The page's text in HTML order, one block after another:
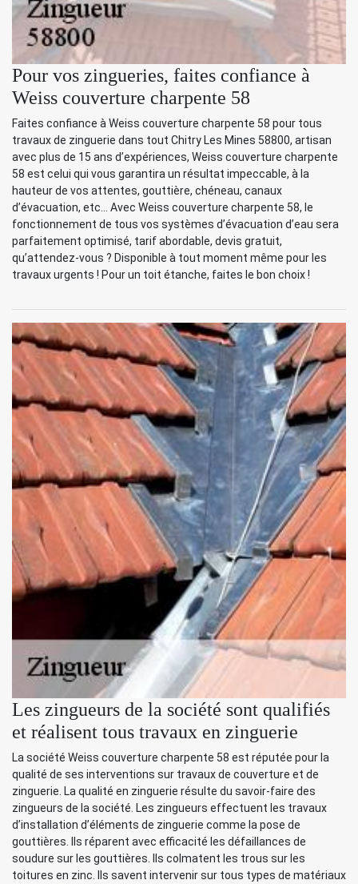
Pour vos zingueries, faites confiance à
Weiss couverture charpente 58
Faites confiance à Weiss couverture charpente 58 pour tous
travaux de zinguerie dans tout Chitry Les Mines 58800, artisan
avec plus de 15 ans d’expériences, Weiss couverture charpente
58 est celui qui vous garantira un résultat impeccable, à la
hauteur de vos attentes, gouttière, chéneau, canaux
d’évacuation, etc… Avec Weiss couverture charpente 58, le
fonctionnement de tous vos systèmes d’évacuation d’eau sera
parfaitement optimisé, tarif abordable, devis gratuit,
qu’attendez-vous ? Disponible à tout moment même pour les
travaux urgents ! Pour un toit étanche, faites le bon choix !
Les zingueurs de la société sont qualifiés
et réalisent tous travaux en zinguerie
La société Weiss couverture charpente 58 est réputée pour la
qualité de ses interventions sur travaux de couverture et de
zinguerie. La qualité en zinguerie résulte du savoir-faire des
zingueurs de la société. Les zingueurs effectuent les travaux
d’installation d’éléments de zinguerie comme la pose de
gouttières. Ils réparent avec efficacité les défaillances de
soudure sur les gouttières. Ils colmatent les trous sur les
toitures en zinc. Ils savent intervenir sur tous types de matériaux